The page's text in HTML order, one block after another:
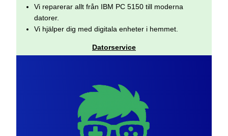
Vi reparerar allt från IBM PC 5150 till moderna
datorer.
Vi hjälper dig med digitala enheter i hemmet.
Datorservice